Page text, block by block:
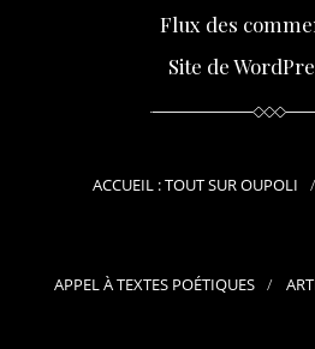
Flux des
Site de
ACCUEIL : TOUT SUR OUPOLI
APPEL À TEXTES POÉTIQUES